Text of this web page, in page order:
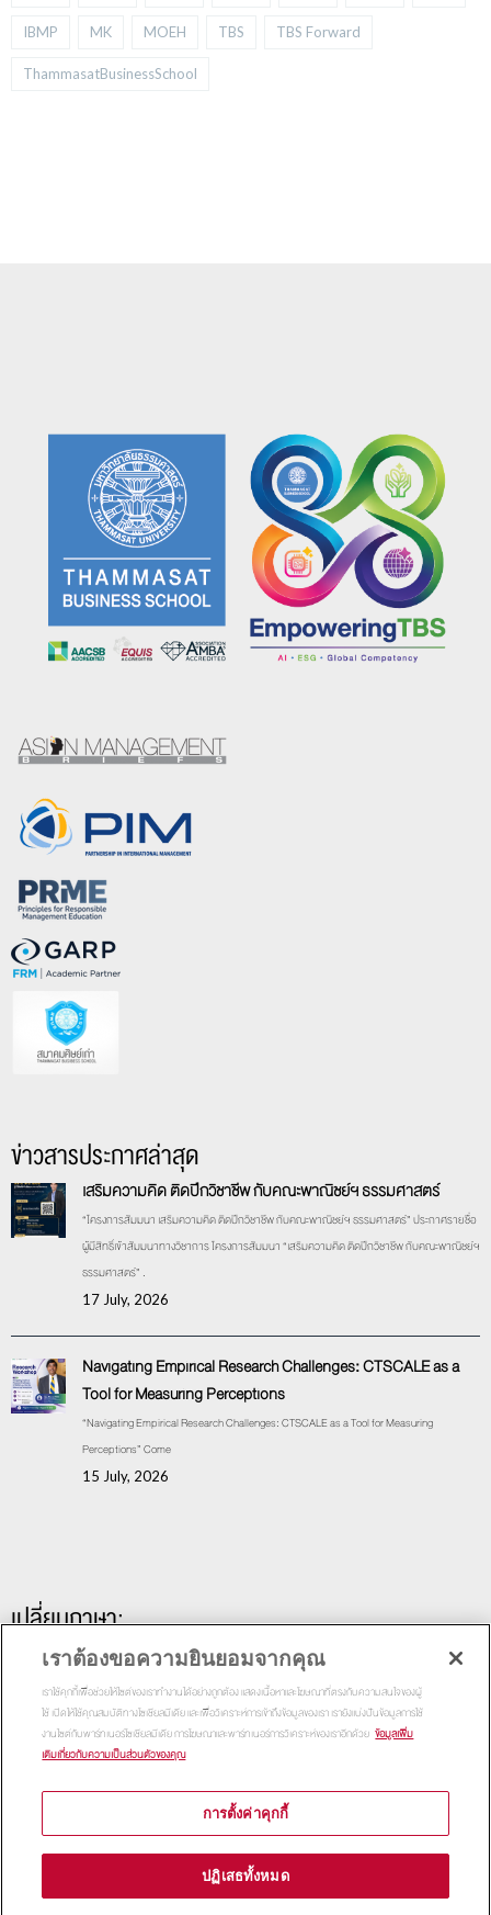
IBMP MK MOEH TBS TBS Forward
ThammasatBusinessSchool
ข่าวสารประกาศล่าสุด
เสริมความคิด ติดปีกวิชาชีพ กับคณะพาณิชย์ฯ ธรรมศาสตร์
“โครงการสัมมนา เสริมความคิด ติดปีกวิชาชีพ กับคณะพาณิชย์ฯ ธรรมศาสตร์” ประกาศรายชื่อ
ผู้มีสิทธิ์เข้าสัมมนาทางวิชาการ โครงการสัมมนา “เสริมความคิด ติดปีกวิชาชีพ กับคณะพาณิชย์ฯ
ธรรมศาสตร์” .
17 July, 2026
Navigating Empirical Research Challenges: CTSCALE as a
Tool for Measuring Perceptions
“Navigating Empirical Research Challenges: CTSCALE as a Tool for Measuring
Perceptions” Come
15 July, 2026
เปลี่ยนภาษา:
Copyright 2015Thammasat Business School | All Rights
Reserved
เราต้องขอความยินยอมจากคุณ
เราใช้คุกกี้เพื่อช่วยให้ไซต์ของเราทำงานได้อย่างถูกต้อง แสดงเนื้อหาและโฆษณาที่ตรงกับความสนใจของผู้
ใช้ เปิดให้ใช้คุณสมบัติทางโซเชียลมีเดีย และเพื่อวิเคราะห์การเข้าถึงข้อมูลของเรา เรายังแบ่งปันข้อมูลการใช้
งานไซต์กับพาร์ทเนอร์โซเชียลมีเดีย การโฆษณาและพาร์ทเนอร์การวิเคราะห์ของเราอีกด้วย ข้อมูลเพิ่ม
เติมเกี่ยวกับความเป็นส่วนตัวของคุณ
การตั้งค่าคุกกี้
ปฏิเสธทั้งหมด